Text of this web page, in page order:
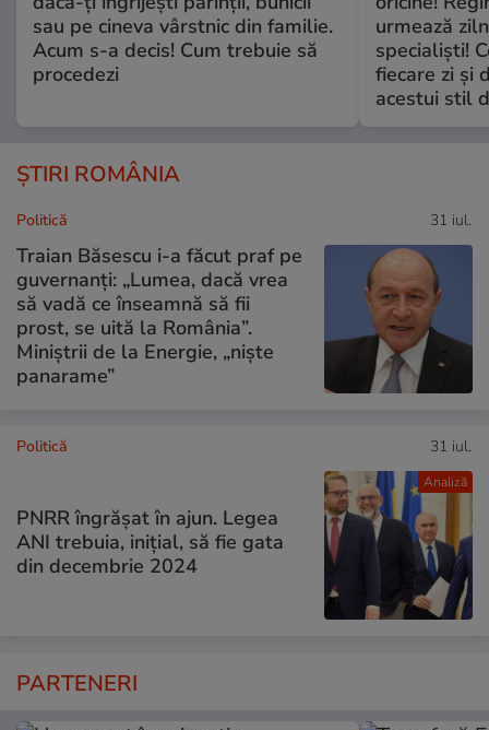
sau pe cineva vârstnic din familie.
Acum s-a decis! Cum trebuie să
procedezi
urmează
specialiști!
fiecare zi și
acestui stil
ȘTIRI ROMÂNIA
Politică 31 iul.
Traian Băsescu i-a făcut praf pe
guvernanți: „Lumea, dacă vrea
să vadă ce înseamnă să fii
prost, se uită la România”.
Miniștrii de la Energie, „niște
panarame”
Analiză
Politică 31 iul.
PNRR îngrășat în ajun. Legea
ANI trebuia, inițial, să fie gata
din decembrie 2024
PARTENERI